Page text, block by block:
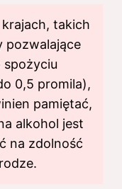
takich
pozwalające
spożyciu
0,5 promila),
pamiętać,
alkohol jest
na zdolność